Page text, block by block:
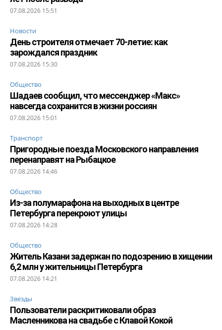
07.08.2026 15:51
Новости
День строителя отмечает 70-летие: как
зарождался праздник
07.08.2026 15:30
Общество
Шадаев сообщил, что мессенджер «Макс»
навсегда сохранится в жизни россиян
07.08.2026 15:01
Транспорт
Пригородные поезда Московского направления
перенаправят на Рыбацкое
07.08.2026 14:46
Общество
Из-за полумарафона на выходных в центре
Петербурга перекроют улицы
07.08.2026 14:28
Общество
Житель Казани задержан по подозрению в хищении
6,2 млн у жительницы Петербурга
07.08.2026 14:21
Звезды
Пользователи раскритиковали образ
Масленникова на свадьбе с Клавой Кокой